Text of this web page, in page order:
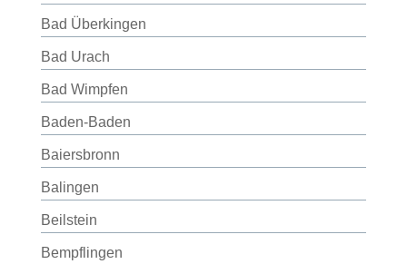
Bad Überkingen
Bad Urach
Bad Wimpfen
Baden-Baden
Baiersbronn
Balingen
Beilstein
Bempflingen